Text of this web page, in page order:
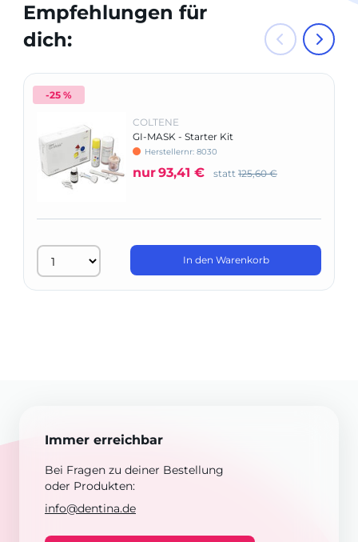
Empfehlungen für
dich:
-25 %
COLTENE
GI-MASK - Starter Kit
Herstellernr: 8030
nur93,41 € statt 125,60 €
In den Warenkorb
Immer erreichbar
Bei Fragen zu deiner Bestellung
oder Produkten:
info@dentina.de